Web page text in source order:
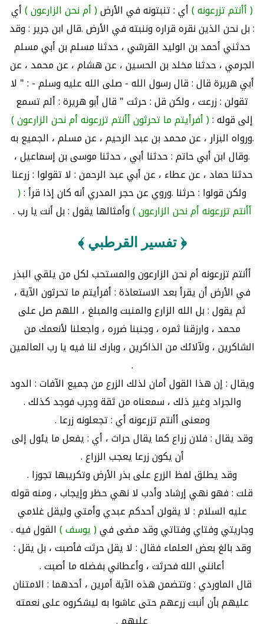
( أأنتم تزرعونه )أي : تنبتونه في الأرض( أم نحن الزارعون )أي
: بل نحن الذين نقره قراره وننبته في الأرض .قال ابن جرير : وقد
حدثني أحمد بن الوليد القرشي ، حدثنا مسلم بن أبي مسلم
الجرمي ، حدثنا مخلد بن الحسين ، عن هشام ، عن محمد ، عن
أبي هريرة قال : قال رسول الله - صلى الله عليه وسلم - : " لا
تقولن : زرعت ، ولكن قل : حرثت " قال أبو هريرة : ألم تسمع
إلى قوله :( أفرأيتم ما تحرثون أأنتم تزرعونه أم نحن الزارعون )
.ورواه البزار ، عن محمد بن عبد الرحيم ، عن مسلم ، الجميع به
.وقال ابن أبي حاتم : حدثنا أبي ، حدثنا موسى بن إسماعيل ،
حدثنا حماد ، عن عطاء ، عن أبي عبد الرحمن : لا تقولوا : زرعنا
ولكن قولوا : حرثنا .وروي عن حجر المدري أنه كان إذا قرأ :(
أأنتم تزرعونه أم نحن الزارعون )وأمثالها يقول : بل أنت يا رب .
﴿ تفسير القرطبي ﴾
أأنتم تزرعونه أم نحن الزارعون والمستحب لكل من يلقي البذر
في الأرض أن يقرأ بعد الاستعاذة : أفرأيتم ما تحرثون الآية ،
ثم يقول : بل الله الزارع والمنبت والمبلغ ، اللهم صل على
محمد ، وارزقنا ثمره ، وجنبنا ضرره ، واجعلنا لأنعمك من
الشاكرين ، ولآلائك من الذاكرين ، وبارك لنا فيه يا رب العالمين
.
ويقال : إن هذا القول أمان لذلك الزرع من جميع الآفات : الدود
والجراد وغير ذلك ، سمعناه من ثقة وجرب فوجد كذلك .
ومعنى أأنتم تزرعونه أي : تجعلونه زرعا .
وقد يقال : فلان زراع كما يقال حراث ، أي : يفعل ما يئول إلى
أن يكون زرعا يعجب الزراع .
وقد يطلق لفظ الزرع على بذر الأرض وتكريبها تجوزا .
قلت : فهو نهي إرشاد وأدب لا نهي حظر وإيجاب ، ومنه قوله
عليه السلام : لا يقولن أحدكم عبدي وأمتي وليقل غلامي
وجاريتي وفتاي وفتاتي وقد مضى في( يوسف )القول فيه .
وقد بالغ بعض العلماء فقال : لا يقل حرثت فأصبت ، بل يقل :
أعانني الله فحرثت ، وأعطاني بفضله ما أصبت .
قال الماوردي : وتتضمن هذه الآية أمرين ، أحدهما : الامتنان
عليهم بأن أنبت زرعهم حتى عاشوا به ليشكروه على نعمته